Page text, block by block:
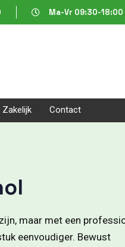
Ma-Vr 09:30-18:00
Zakelijk Contact
maar met een
eenvoudiger. Bewust